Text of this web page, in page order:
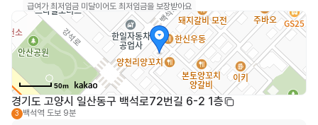
급여가 최저임금 미달이어도 최저임금을 보장받아요
50m
경기도 고양시 일산동구 백석로72번길 6-2 1층
3 백석역 도보 9분